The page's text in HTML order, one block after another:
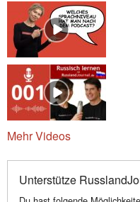
Mehr Videos
Unterstütze